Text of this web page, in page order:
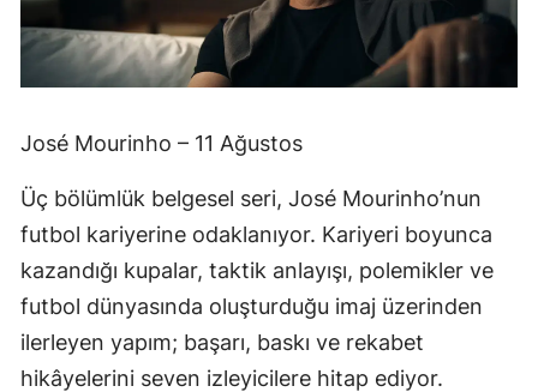
José Mourinho – 11 Ağustos
Üç bölümlük belgesel seri, José Mourinho’nun
futbol kariyerine odaklanıyor. Kariyeri boyunca
kazandığı kupalar, taktik anlayışı, polemikler ve
futbol dünyasında oluşturduğu imaj üzerinden
ilerleyen yapım; başarı, baskı ve rekabet
hikâyelerini seven izleyicilere hitap ediyor.